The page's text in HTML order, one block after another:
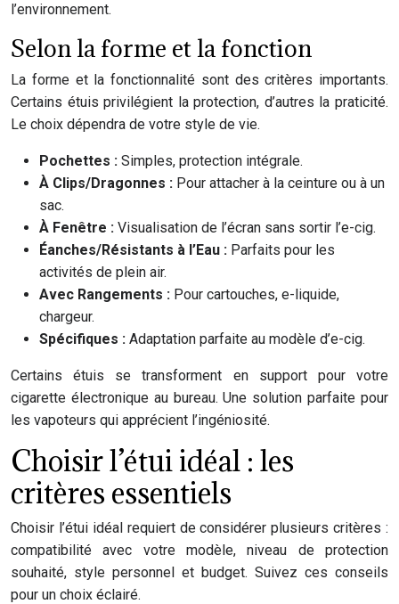
l’environnement.
Selon la forme et la fonction
La forme et la fonctionnalité sont des critères importants.
Certains étuis privilégient la protection, d’autres la praticité.
Le choix dépendra de votre style de vie.
Pochettes : Simples, protection intégrale.
À Clips/Dragonnes : Pour attacher à la ceinture ou à un
sac.
À Fenêtre : Visualisation de l’écran sans sortir l’e-cig.
Éanches/Résistants à l’Eau : Parfaits pour les
activités de plein air.
Avec Rangements : Pour cartouches, e-liquide,
chargeur.
Spécifiques : Adaptation parfaite au modèle d’e-cig.
Certains étuis se transforment en support pour votre
cigarette électronique au bureau. Une solution parfaite pour
les vapoteurs qui apprécient l’ingéniosité.
Choisir l’étui idéal : les
critères essentiels
Choisir l’étui idéal requiert de considérer plusieurs critères :
compatibilité avec votre modèle, niveau de protection
souhaité, style personnel et budget. Suivez ces conseils
pour un choix éclairé.